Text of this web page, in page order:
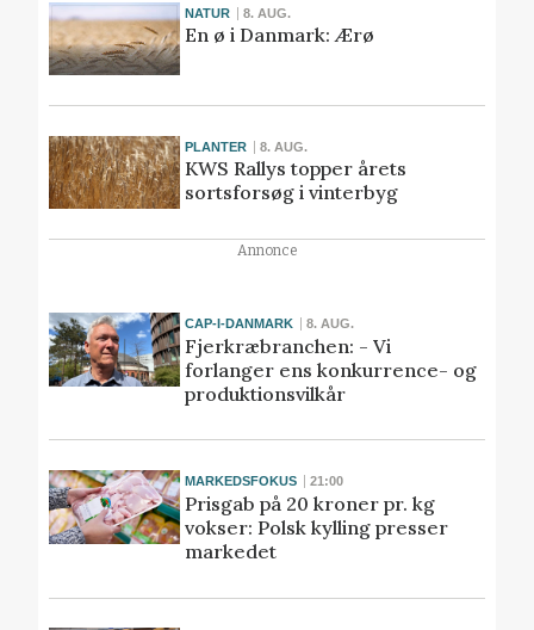
NATUR 8. AUG.
En ø i Danmark: Ærø
PLANTER 8. AUG.
KWS Rallys topper årets
sortsforsøg i vinterbyg
Annonce
CAP-I-DANMARK 8. AUG.
Fjerkræbranchen: - Vi
forlanger ens konkurrence- og
produktionsvilkår
MARKEDSFOKUS 21:00
Prisgab på 20 kroner pr. kg
vokser: Polsk kylling presser
markedet